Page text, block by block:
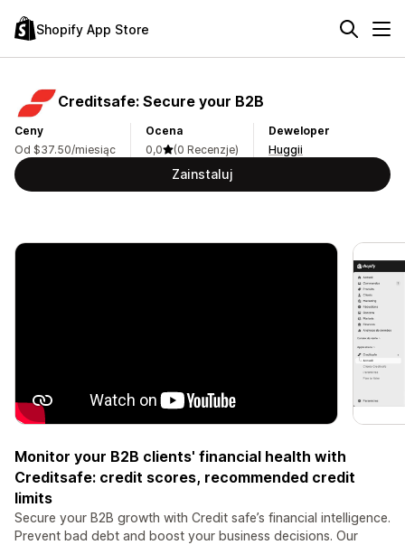
Shopify App Store
Creditsafe: Secure your B2B
Ceny
Od $37.50/miesiąc
Ocena
0,0
(0 Recenzje)
Deweloper
Huggii
Zainstaluj
Monitor your B2B clients' financial health with
Creditsafe: credit scores, recommended credit
limits
Secure your B2B growth with Credit safe’s financial intelligence.
Prevent bad debt and boost your business decisions. Our